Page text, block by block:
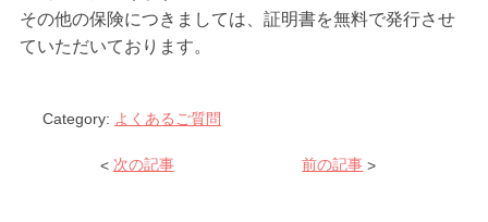
その他の保険につきましては、証明書を無料で発行させ
ていただいております。
Category: よくあるご質問
< 次の記事 前の記事 >